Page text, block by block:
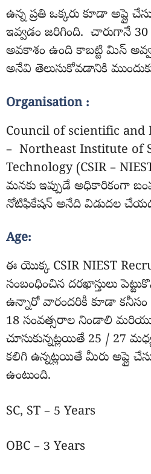
ఉన్న ప్రతి ఒక్కరు కూడా అప్లై
ఇవ్వడం జరిగింది. చారుగానే
అవకాశం ఉంది కాబట్టి మిస్
అనేవి తెలుసుకోవడానికి
Organisation :
Council of scientific and
– Northeast Institute of
Technology (CSIR –
మనకు ఇప్పుడే అధికారికంగా
నోటిఫికేషన్ అనేది విడుదల
Age:
ఈ యొక్క CSIR NIEST
సంబంధించిన దరఖాస్తులు
ఉన్నారో వారందరికీ కూడా కనీసం
18 సంవత్సరాల నిండాలి మరియు
చూసుకున్నట్లయితే 25 / 27
కలిగి ఉన్నట్లయితే మీరు అప్లై
ఉంటుంది.
SC, ST – 5 Years
OBC – 3 Years